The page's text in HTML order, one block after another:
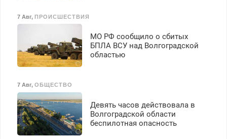
7 Авг, ПРОИСШЕСТВИЯ
МО РФ сообщило о сбитых
БПЛА ВСУ над Волгоградской
областью
7 Авг, ОБЩЕСТВО
Девять часов действовала в
Волгоградской области
беспилотная опасность